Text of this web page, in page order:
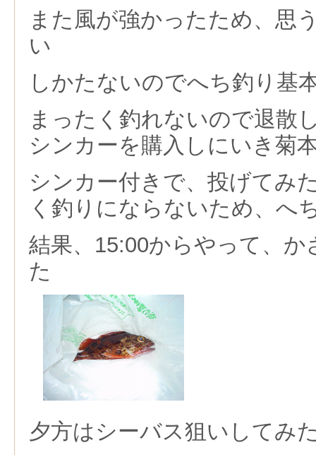
また風が強かったため、思
い
しかたないのでへち釣り基
まったく釣れないので退散
シンカーを購入しにいき菊
シンカー付きで、投げてみ
く釣りにならないため、へ
結果、15:00からやって、か
た
夕方はシーバス狙いしてみ